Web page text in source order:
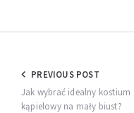
Nawigacja
wpisu
PREVIOUS POST
Jak wybrać idealny kostium
kąpielowy na mały biust?